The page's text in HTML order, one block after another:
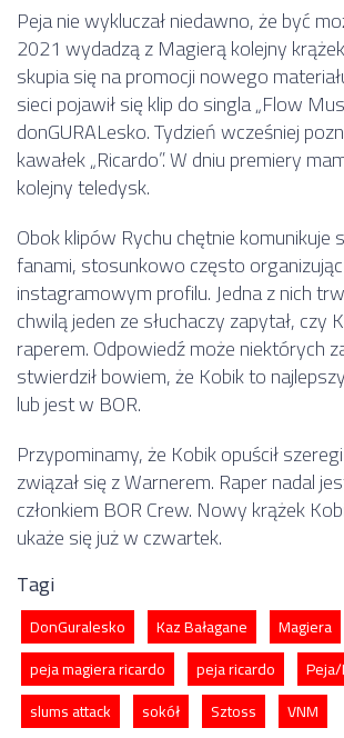
Peja nie wykluczał niedawno, że być
2021 wydadzą z Magierą kolejny
skupia się na promocji nowego
sieci pojawił się klip do singla „Flow
donGURALesko. Tydzień wcześniej
kawałek „Ricardo”. W dniu premiery
kolejny teledysk.
Obok klipów Rychu chętnie komunikuje
fanami, stosunkowo często
instagramowym profilu. Jedna z nich
chwilą jeden ze słuchaczy zapytał, czy
raperem. Odpowiedź może niektórych
stwierdził bowiem, że Kobik to
lub jest w BOR.
Przypominamy, że Kobik opuścił
związał się z Warnerem. Raper nadal
członkiem BOR Crew. Nowy krążek
ukaże się już w czwartek.
Tagi
DonGuralesko Kaz Bałagane Magiera
peja magiera ricardo
peja ricardo
slums attack
sokół Sztoss VNM